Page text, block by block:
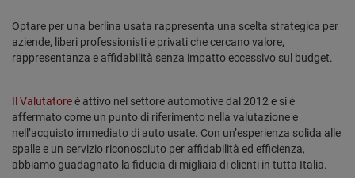
Optare per una berlina usata rappresenta una scelta strategica per
aziende, liberi professionisti e privati che cercano valore,
rappresentanza e affidabilità senza impatto eccessivo sul budget.
Il Valutatoreè attivo nel settore automotive dal 2012 e si è
affermato come un punto di riferimento nella valutazione e
nell’acquisto immediato di auto usate. Con un’esperienza solida alle
spalle e un servizio riconosciuto per affidabilità ed efficienza,
abbiamo guadagnato la fiducia di migliaia di clienti in tutta Italia.